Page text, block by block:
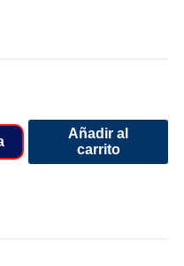
Añadir al
carrito